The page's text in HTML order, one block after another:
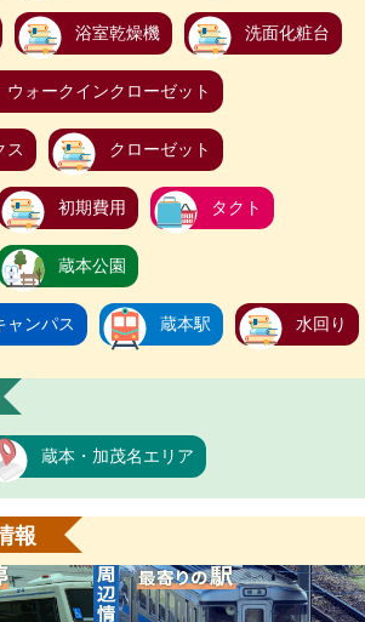
浴室乾燥機 洗面化粧台
ウォークインクローゼット
ス クローゼット
初期費用 タクト
蔵本公園
ャンパス 蔵本駅 水回り
蔵本・加茂名エリア
報